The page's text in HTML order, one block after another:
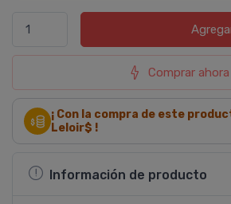
Comprar ahora
¡ Con la compra de este
Leloir$ !
Información de producto